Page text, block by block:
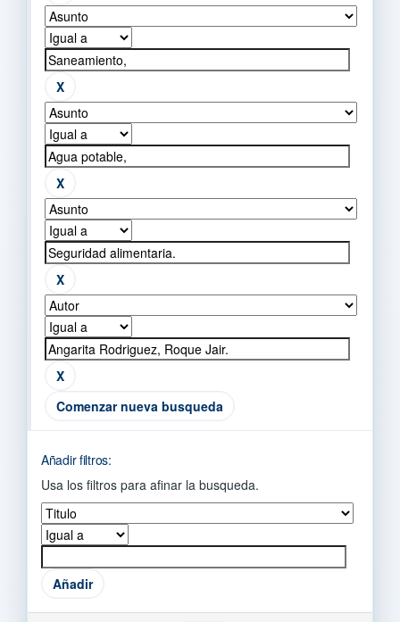
Comenzar nueva busqueda
Añadir filtros:
Usa los filtros para afinar la busqueda.